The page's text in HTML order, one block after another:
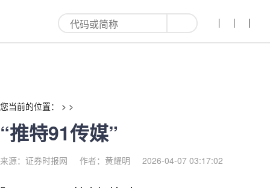
“推特91传媒”-红利来
您当前的位置： > >
“推特91传媒”
来源：证券时报网 作者：黄耀明 2026-04-07 03:17:02